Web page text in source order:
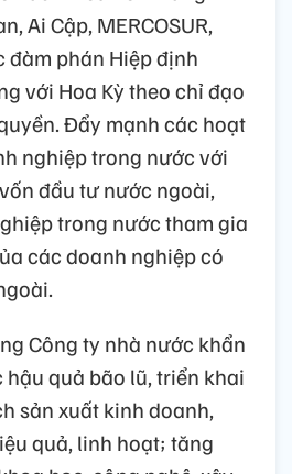
Ai Cập, MERCOSUR,
đàm phán Hiệp định
với Hoa Kỳ theo chỉ đạo
Đẩy mạnh các hoạt
nghiệp trong nước với
đầu tư nước ngoài,
trong nước tham gia
các doanh nghiệp có
Công ty nhà nước khẩn
quả bão lũ, triển khai
sản xuất kinh doanh,
quả, linh hoạt; tăng